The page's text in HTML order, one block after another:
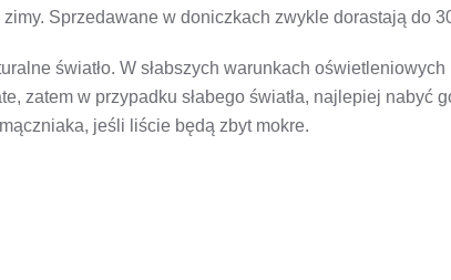
Sprzedawane w doniczkach zwykle dorastają do
światło. W słabszych warunkach
zatem w przypadku słabego światła, najlepiej nabyć
jeśli liście będą zbyt mokre.